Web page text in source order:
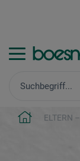
ELTERN